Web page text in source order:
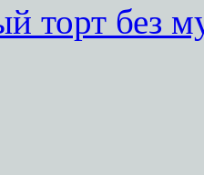
торт без